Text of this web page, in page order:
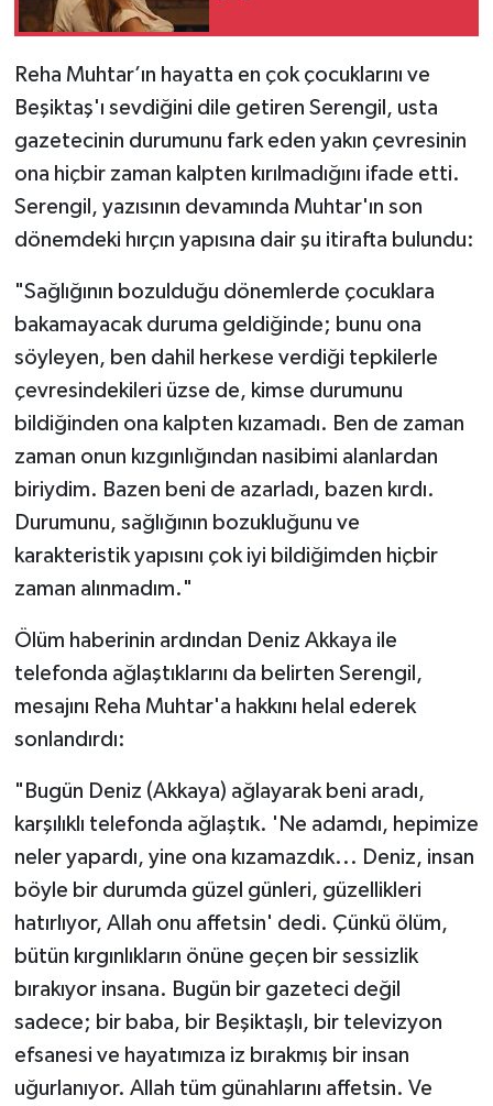
Reha Muhtar’ın hayatta en çok çocuklarını ve
Beşiktaş'ı sevdiğini dile getiren Serengil, usta
gazetecinin durumunu fark eden yakın çevresinin
ona hiçbir zaman kalpten kırılmadığını ifade etti.
Serengil, yazısının devamında Muhtar'ın son
dönemdeki hırçın yapısına dair şu itirafta bulundu:
"Sağlığının bozulduğu dönemlerde çocuklara
bakamayacak duruma geldiğinde; bunu ona
söyleyen, ben dahil herkese verdiği tepkilerle
çevresindekileri üzse de, kimse durumunu
bildiğinden ona kalpten kızamadı. Ben de zaman
zaman onun kızgınlığından nasibimi alanlardan
biriydim. Bazen beni de azarladı, bazen kırdı.
Durumunu, sağlığının bozukluğunu ve
karakteristik yapısını çok iyi bildiğimden hiçbir
zaman alınmadım."
Ölüm haberinin ardından Deniz Akkaya ile
telefonda ağlaştıklarını da belirten Serengil,
mesajını Reha Muhtar'a hakkını helal ederek
sonlandırdı:
"Bugün Deniz (Akkaya) ağlayarak beni aradı,
karşılıklı telefonda ağlaştık. 'Ne adamdı, hepimize
neler yapardı, yine ona kızamazdık... Deniz, insan
böyle bir durumda güzel günleri, güzellikleri
hatırlıyor, Allah onu affetsin' dedi. Çünkü ölüm,
bütün kırgınlıkların önüne geçen bir sessizlik
bırakıyor insana. Bugün bir gazeteci değil
sadece; bir baba, bir Beşiktaşlı, bir televizyon
efsanesi ve hayatımıza iz bırakmış bir insan
uğurlanıyor. Allah tüm günahlarını affetsin. Ve